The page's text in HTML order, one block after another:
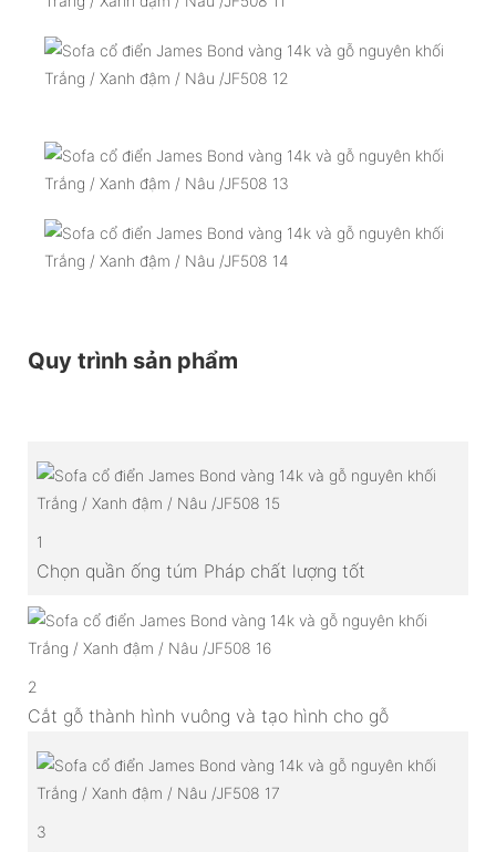
Quy trình sản phẩm
1
Chọn quần ống túm Pháp chất lượng tốt
2
Cắt gỗ thành hình vuông và tạo hình cho gỗ
3